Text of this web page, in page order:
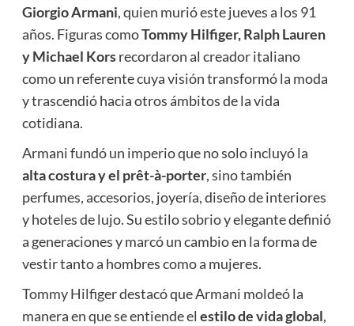
Giorgio Armani, quien murió este jueves a los 91
años. Figuras comoTommy Hilfiger, Ralph Lauren
y Michael Korsrecordaron al creador italiano
como un referente cuya visión transformó la moda
y trascendió hacia otros ámbitos de la vida
cotidiana.
Armani fundó un imperio que no solo incluyó la
alta costura y el prêt-à-porter, sino también
perfumes, accesorios, joyería, diseño de interiores
y hoteles de lujo. Su estilo sobrio y elegante definió
a generaciones y marcó un cambio en la forma de
vestir tanto a hombres como a mujeres.
Tommy Hilfiger destacó que Armani moldeó la
manera en que se entiende el estilo de vida global,